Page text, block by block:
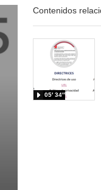
Contenidos
05′ 34″